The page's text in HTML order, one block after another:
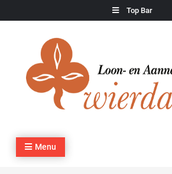
to
Top Bar
Loon – en
Kraan- en machineverhuur,
cultuurtechnisch werk
Menu